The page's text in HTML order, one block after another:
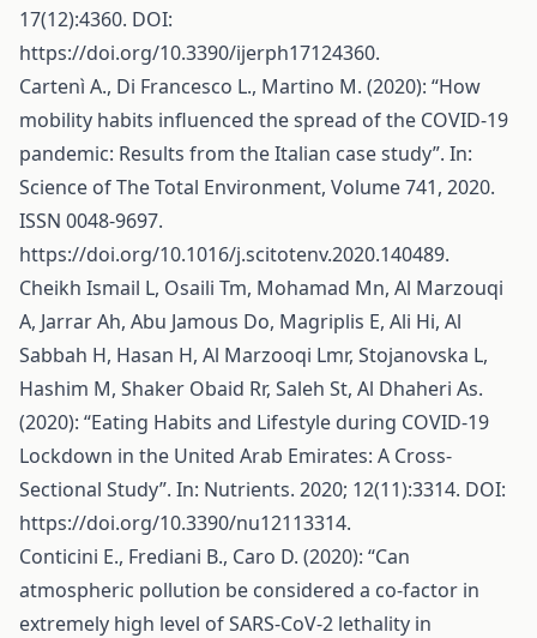
17(12):4360. DOI:
https://doi.org/10.3390/ijerph17124360.
Cartenì A., Di Francesco L., Martino M. (2020): “How
mobility habits influenced the spread of the COVID-19
pandemic: Results from the Italian case study”. In:
Science of The Total Environment, Volume 741, 2020.
ISSN 0048-9697.
https://doi.org/10.1016/j.scitotenv.2020.140489.
Cheikh Ismail L, Osaili Tm, Mohamad Mn, Al Marzouqi
A, Jarrar Ah, Abu Jamous Do, Magriplis E, Ali Hi, Al
Sabbah H, Hasan H, Al Marzooqi Lmr, Stojanovska L,
Hashim M, Shaker Obaid Rr, Saleh St, Al Dhaheri As.
(2020): “Eating Habits and Lifestyle during COVID-19
Lockdown in the United Arab Emirates: A Cross-
Sectional Study”. In: Nutrients. 2020; 12(11):3314. DOI:
https://doi.org/10.3390/nu12113314.
Conticini E., Frediani B., Caro D. (2020): “Can
atmospheric pollution be considered a co-factor in
extremely high level of SARS-CoV-2 lethality in